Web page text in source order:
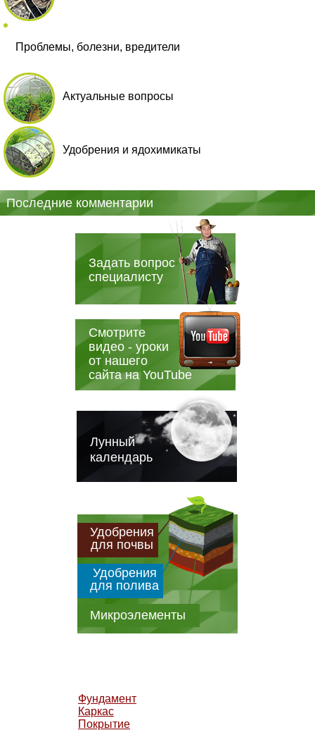
Проблемы, болезни, вредители
Актуальные вопросы
Удобрения и ядохимикаты
Последние комментарии
Задать вопрос
специалисту
Смотрите
видео - уроки
от нашего
сайта на YouTube
Лунный
календарь
Удобрения
для почвы
Удобрения
для полива
Микроэлементы
Фундамент
Каркас
Покрытие